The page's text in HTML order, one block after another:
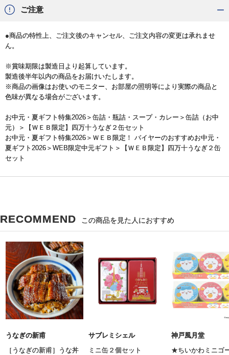
ご注意
●商品の特性上、ご注文後のキャンセル、ご注文内容の変更は承れませ
ん。
※賞味期限は製造日より起算しています。
製造後半年以内の商品をお届けいたします。
※商品の画像はお使いのモニター、お部屋の照明等により実際の商品と
色味が異なる場合がございます。
お中元・夏ギフト特集2026 ＞ 缶詰・瓶詰・スープ・カレー ＞ 缶詰（お中
元）
＞【ＷＥＢ限定】四万十うなぎ２缶セット
お中元・夏ギフト特集2026 ＞ ＷＥＢ限定！ バイヤーのおすすめお中元・
夏ギフト2026 ＞ WEB限定中元ギフト ＞【ＷＥＢ限定】四万十うなぎ２缶
セット
RECOMMEND この商品を見た人におすすめ
うなぎの新甫
［うなぎの新甫］うな丼
サブレミシェル
ミニ缶２個セット
神戸風月堂
★ちいかわミニゴ